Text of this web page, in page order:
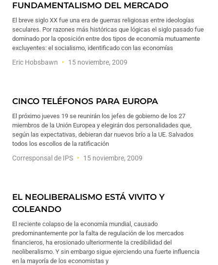
FUNDAMENTALISMO DEL MERCADO
El breve siglo XX fue una era de guerras religiosas entre ideologías
seculares. Por razones más históricas que lógicas el siglo pasado fue
dominado por la oposición entre dos tipos de economía mutuamente
excluyentes: el socialismo, identificado con las economías
Eric Hobsbawn 15 noviembre, 2009
CINCO TELÉFONOS PARA EUROPA
El próximo jueves 19 se reunirán los jefes de gobierno de los 27
miembros de la Unión Europea y elegirán dos personalidades que,
según las expectativas, debieran dar nuevos brío a la UE. Salvados
todos los escollos de la ratificación
Corresponsal de IPS 15 noviembre, 2009
EL NEOLIBERALISMO ESTÁ VIVITO Y
COLEANDO
El reciente colapso de la economía mundial, causado
predominantemente por la falta de regulación de los mercados
financieros, ha erosionado ulteriormente la credibilidad del
neoliberalismo. Y sin embargo sigue ejerciendo una fuerte influencia
en la mayoría de los economistas y